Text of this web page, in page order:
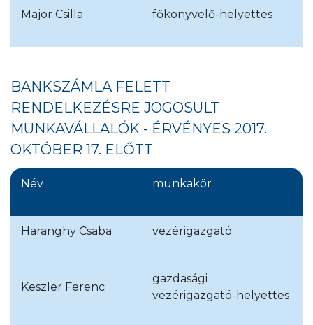
Major Csilla főkönyvelő-helyettes
BANKSZÁMLA FELETT
RENDELKEZÉSRE JOGOSULT
MUNKAVÁLLALÓK - ÉRVÉNYES 2017.
OKTÓBER 17. ELŐTT
Név munkakör
Haranghy Csaba vezérigazgató
Keszler Ferenc
gazdasági
vezérigazgató-helyettes